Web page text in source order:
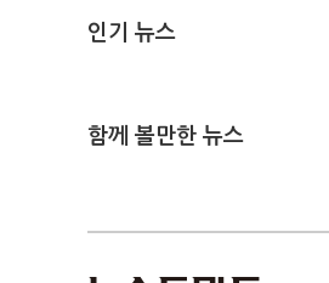
인기 뉴스
함께 볼만한 뉴스